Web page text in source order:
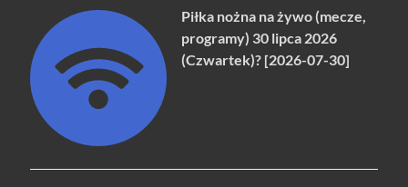
Piłka nożna na żywo (mecze,
programy) 30 lipca 2026
(Czwartek)? [2026-07-30]